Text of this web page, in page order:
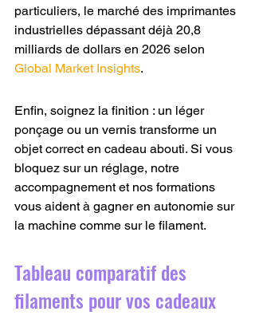
particuliers, le marché des imprimantes
industrielles dépassant déjà 20,8
milliards de dollars en 2026 selon
Global Market Insights.
Enfin, soignez la finition : un léger
ponçage ou un vernis transforme un
objet correct en cadeau abouti. Si vous
bloquez sur un réglage, notre
accompagnement et nos formations
vous aident à gagner en autonomie sur
la machine comme sur le filament.
Tableau comparatif des
filaments pour vos cadeaux